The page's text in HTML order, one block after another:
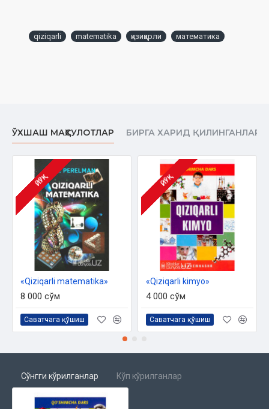
qiziqarli matematika қизиқарли математика
ЎХШАШ МАҲСУЛОТЛАР БИРГА ХАРИД ҚИЛИНГАНЛАР
ЙЎҚ
«Qiziqarli matematika»
8 000 сўм
Саватчага қўшиш
ЙЎҚ
«Qiziqarli kimyo»
4 000 сўм
Саватчага қўшиш
Сўнгги кўрилганлар Кўп кўрилганлар